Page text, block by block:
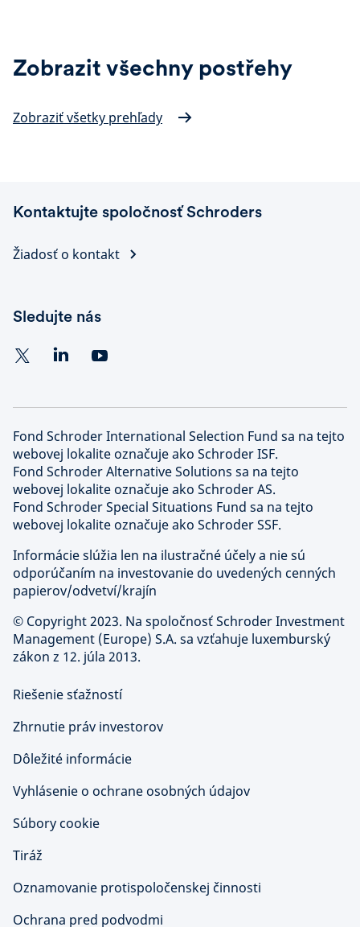
Zobrazit všechny postřehy
Zobraziť všetky prehľady
Kontaktujte spoločnosť Schroders
Žiadosť o kontakt
Sledujte nás
Fond Schroder International Selection Fund sa na tejto
webovej lokalite označuje ako Schroder ISF.
Fond Schroder Alternative Solutions sa na tejto
webovej lokalite označuje ako Schroder AS.
Fond Schroder Special Situations Fund sa na tejto
webovej lokalite označuje ako Schroder SSF.
Informácie slúžia len na ilustračné účely a nie sú
odporúčaním na investovanie do uvedených cenných
papierov/odvetví/krajín
© Copyright 2023. Na spoločnosť Schroder Investment
Management (Europe) S.A. sa vzťahuje luxemburský
zákon z 12. júla 2013.
Riešenie sťažností
Zhrnutie práv investorov
Dôležité informácie
Vyhlásenie o ochrane osobných údajov
Súbory cookie
Tiráž
Oznamovanie protispoločenskej činnosti
Ochrana pred podvodmi